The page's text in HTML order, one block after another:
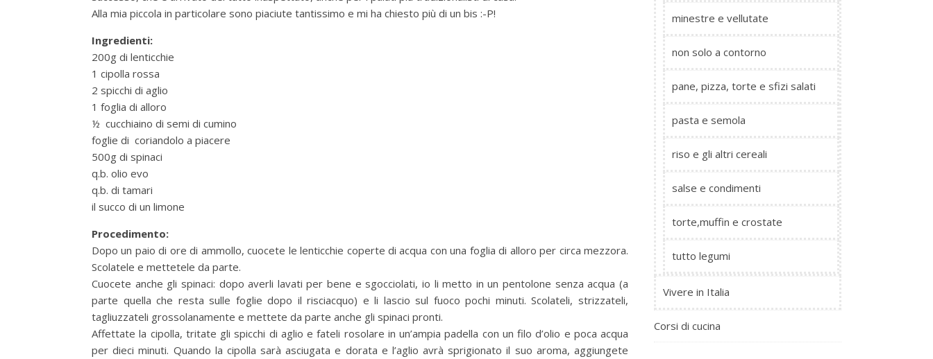
Alla mia piccola in particolare sono piaciute tantissimo e mi ha chiesto più di un bis :-P!
Ingredienti:
200g di lenticchie
1 cipolla rossa
2 spicchi di aglio
1 foglia di alloro
½ cucchiaino di semi di cumino
foglie di coriandolo a piacere
500g di spinaci
q.b. olio evo
q.b. di tamari
il succo di un limone
Procedimento:
Dopo un paio di ore di ammollo, cuocete le lenticchie coperte di acqua con una foglia di alloro per circa mezzora.
Scolatele e mettetele da parte.
Cuocete anche gli spinaci: dopo averli lavati per bene e sgocciolati, io li metto in un pentolone senza acqua (a
parte quella che resta sulle foglie dopo il risciacquo) e li lascio sul fuoco pochi minuti. Scolateli, strizzateli,
tagliuzzateli grossolanamente e mettete da parte anche gli spinaci pronti.
Affettate la cipolla, tritate gli spicchi di aglio e fateli rosolare in un’ampia padella con un filo d’olio e poca acqua
per dieci minuti. Quando la cipolla sarà asciugata e dorata e l’aglio avrà sprigionato il suo aroma, aggiungete
minestre e vellutate
non solo a contorno
pane, pizza, torte e sfizi salati
pasta e semola
riso e gli altri cereali
salse e condimenti
torte,muffin e crostate
tutto legumi
Vivere in Italia
Corsi di cucina